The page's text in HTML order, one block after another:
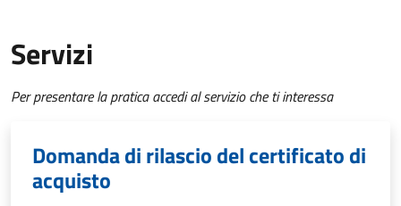
Servizi
Per presentare la pratica accedi al servizio che ti interessa
Domanda di rilascio del certificato di
acquisto